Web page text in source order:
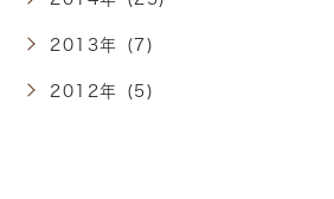
2013年 (7)
2012年 (5)